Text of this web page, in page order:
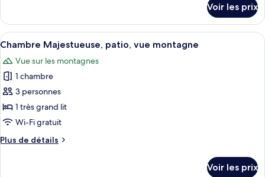
Suite
Deluxe,
1
très
grand
lit
le
type
de
Suite
Deluxe,
très
grand
lit
Voir les prix
Afficher
toutes
les
photos
pour
ce
type
chambre :
Une chambre d’hôtel avec un grand
4
Chambre Majestueuse, patio, vue montagne
Vue sur les montagnes
1 chambre
3 personnes
1 très grand lit
Wi-Fi gratuit
Plus de détails
Plus
Voir les prix